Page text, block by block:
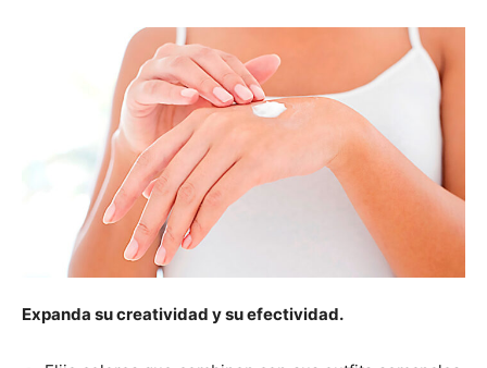
Expanda su creatividad y su efectividad.